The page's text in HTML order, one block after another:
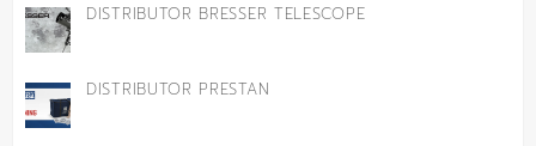
DISTRIBUTOR BRESSER TELESCOPE
DISTRIBUTOR PRESTAN